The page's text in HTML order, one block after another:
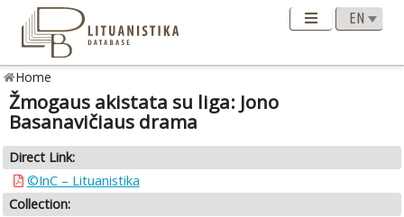
Home
Žmogaus akistata su liga: Jono
Basanavičiaus drama
Direct Link:
©InC – Lituanistika
Collection: